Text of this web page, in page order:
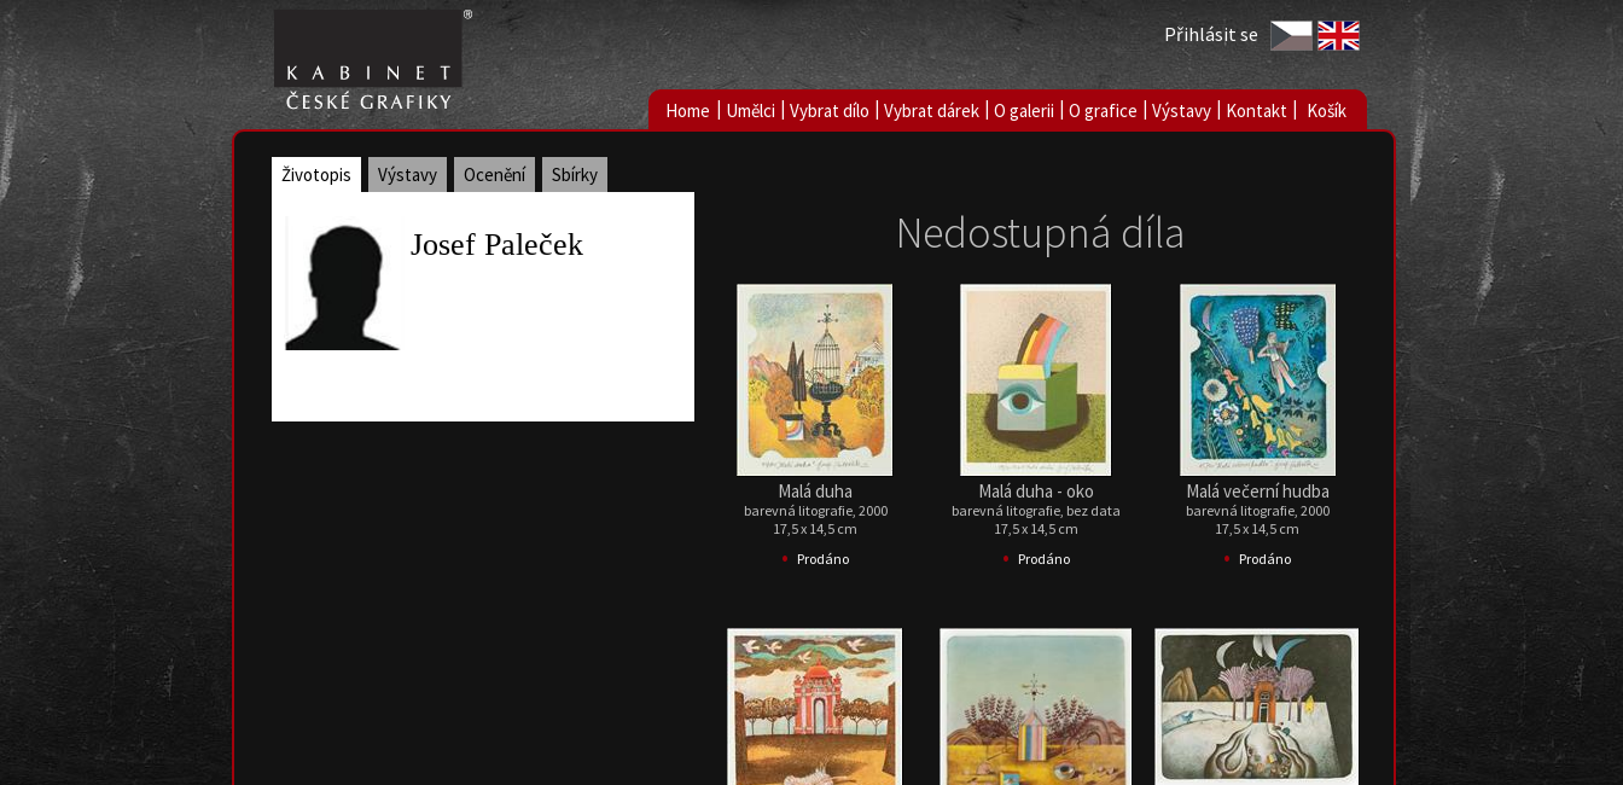
Přihlásit se
Home | Umělci | Vybrat dílo | Vybrat dárek | O galerii | O grafice | Výstavy | Kontakt | Košík
Životopis Výstavy Ocenění Sbírky
Josef Paleček Nedostupná díla
Malá duha
barevná litografie, 2000
17,5 x 14,5 cm
• Prodáno
Malá duha - oko
barevná litografie, bez data
17,5 x 14,5 cm
• Prodáno
Malá večerní hudba
barevná litografie, 2000
17,5 x 14,5 cm
• Prodáno